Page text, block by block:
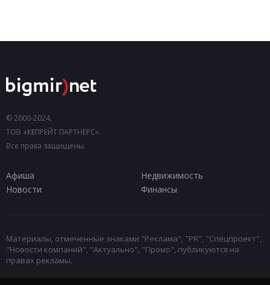
© 2000-2024,
ТОВ «КЕПРЕЙТ ПАРТНЕРС».
Все права защищены.
Афиша
Недвижимость
Новости
Финансы
Материалы, отмеченные знаками "Реклама", "PR", "Спецпроект",
"Новости компаний", "Актуально", "Промо", публикуются на
правах рекламы.